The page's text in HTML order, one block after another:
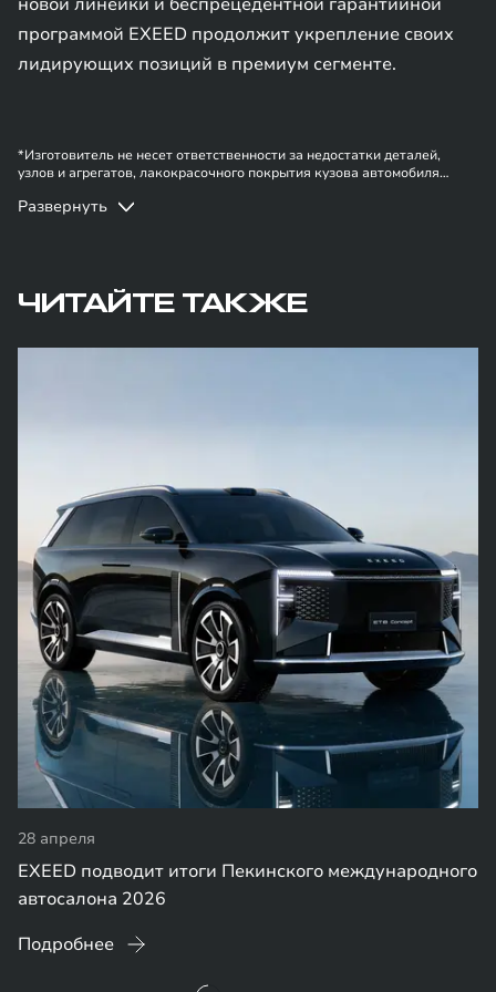
программой EXEED продолжит укрепление своих
лидирующих позиций в премиум сегменте.
*Изготовитель не несет ответственности за недостатки деталей,
узлов и агрегатов, лакокрасочного покрытия кузова автомобиля
владельцем правил эксплуатации, хранения или транспортировки
Развернуть
ЧИТАЙТЕ ТАКЖЕ
28 апреля
EXEED подводит итоги Пекинского международного
автосалона 2026
Подробнее